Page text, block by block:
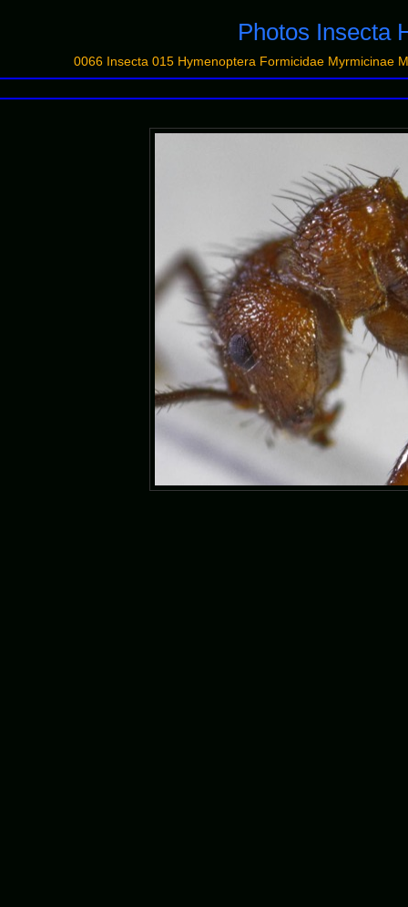
Photos Insecta
0066 Insecta 015 Hymenoptera Formicidae Myrmicinae